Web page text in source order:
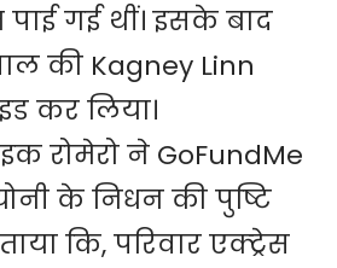
गई थीं। इसके बाद
की Kagney Linn
कर लिया।
रोमेरो ने GoFundMe
के निधन की पुष्टि
कि, परिवार एक्ट्रेस